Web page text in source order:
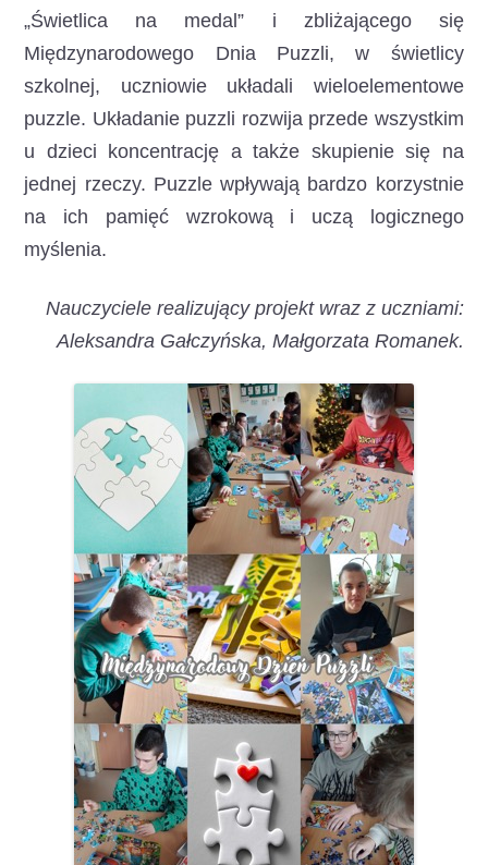
„Świetlica na medal” i zbliżającego się
Międzynarodowego Dnia Puzzli, w świetlicy
szkolnej, uczniowie układali wieloelementowe
puzzle. Układanie puzzli rozwija przede wszystkim
u dzieci koncentrację a także skupienie się na
jednej rzeczy. Puzzle wpływają bardzo korzystnie
na ich pamięć wzrokową i uczą logicznego
myślenia.
Nauczyciele realizujący projekt wraz z uczniami:
Aleksandra Gałczyńska, Małgorzata Romanek.